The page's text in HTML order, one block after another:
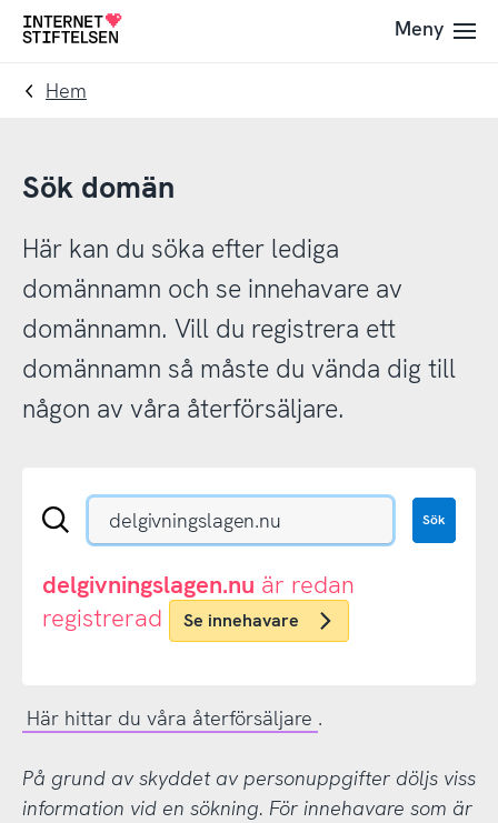
Till
navigering
Till
innehåll
Till
Meny
Hem
Sök domän
Här kan du söka efter lediga
domännamn och se innehavare av
domännamn. Vill du registrera ett
domännamn så måste du vända dig till
någon av våra återförsäljare.
Sök
eller
.nu-
domän
Sök
delgivningslagen.nu är redan
registrerad
Se innehavare
Här hittar du våra återförsäljare .
På grund av skyddet av personuppgifter döljs viss
information vid en sökning. För innehavare som är